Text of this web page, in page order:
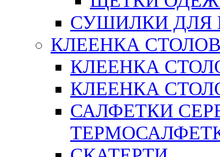
СУШИЛКИ ДЛЯ
КЛЕЕНКА
КЛЕЕНКА
КЛЕЕНКА
САЛФЕТКИ